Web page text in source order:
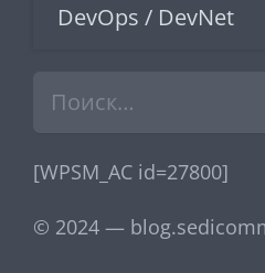
DevOps / DevNet
[WPSM_AC id=27800]
© 2024 —